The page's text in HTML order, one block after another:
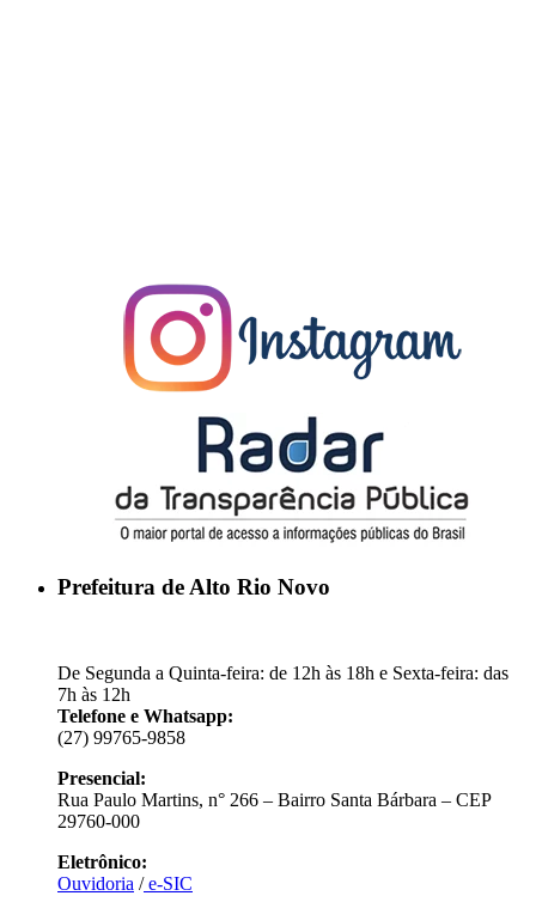
Prefeitura de Alto Rio Novo
De Segunda a Quinta-feira: de 12h às 18h e Sexta-feira: das
7h às 12h
Telefone e Whatsapp:
(27) 99765-9858
Presencial:
Rua Paulo Martins, n° 266 – Bairro Santa Bárbara – CEP
29760-000
Eletrônico:
Ouvidoria /e-SIC